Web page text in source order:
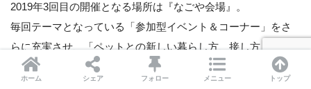
2019年3回目の開催となる場所は『なごや会場』。
毎回テーマとなっている「参加型イベント＆コーナー」をさ
らに充実させ、「ペットとの新しい暮らし方、接し方」を提
案する内容となっています。
ホーム シェア フォロー メニュー トップ